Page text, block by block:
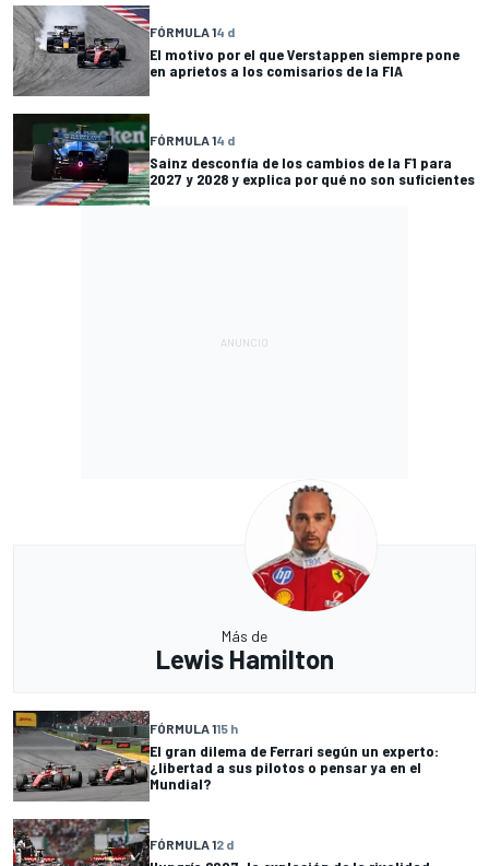
FÓRMULA 14 d
El motivo por el que Verstappen siempre pone
en aprietos a los comisarios de la FIA
FÓRMULA 14 d
Sainz desconfía de los cambios de la F1 para
2027 y 2028 y explica por qué no son suficientes
Más de
Lewis Hamilton
FÓRMULA 115 h
El gran dilema de Ferrari según un experto:
¿libertad a sus pilotos o pensar ya en el
Mundial?
FÓRMULA 12 d